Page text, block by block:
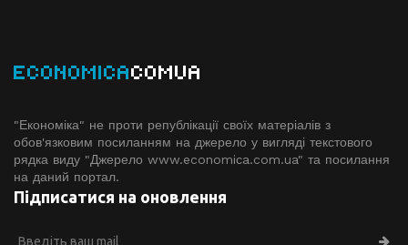
ECONOMICACOMUA
"Економіка" не проти републікації своїх матеріалів з
обов'язковим посиланням на джерело у вигляді текстового
рядка виду "Джерело www.economiсa.com.ua" та посилання
на даний портал.
Підписатися на оновлення